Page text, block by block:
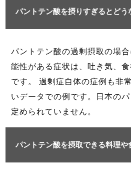
パントテン酸を摂りすぎるとどう
パントテン酸の過剰摂取の場
能性がある症状は、吐き気、
です。 過剰症自体の症例も非
いデータでの例です。日本の
定められていません。
パントテン酸を摂取できる料理や